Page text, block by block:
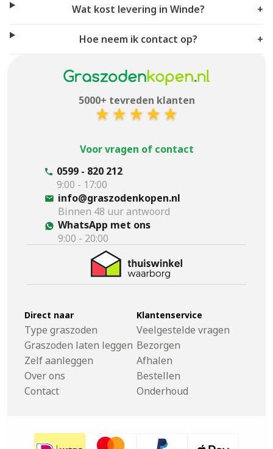
Wat kost levering in Winde? +
Hoe neem ik contact op? +
5000+ tevreden klanten
Voor vragen of contact
0599 - 820 212
9:00 - 17:00
info@graszodenkopen.nl
Binnen 48 uur antwoord
WhatsApp met ons
9:00 - 20:00
Direct naar
Type graszoden
Graszoden laten leggen
Zelf aanleggen
Over ons
Contact
Klantenservice
Veelgestelde vragen
Bezorgen
Afhalen
Bestellen
Onderhoud